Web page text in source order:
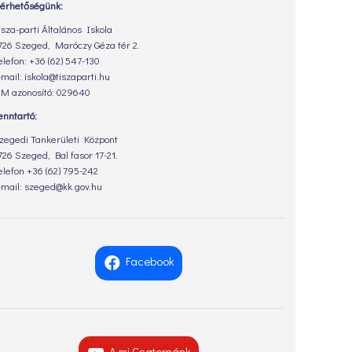
parti Általános Iskola
Szeged, Maróczy Géza tér 2.
+36 (62) 547-130
mail: iskola@tiszaparti.hu
azonosító: 029640
Tankerületi Központ
Szeged, Bal fasor 17-21.
+36 (62) 795-242
mail: szeged@kk.gov.hu
Facebook